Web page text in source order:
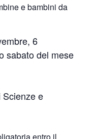
e bambini da
6
sabato del mese
Scienze e
entro il